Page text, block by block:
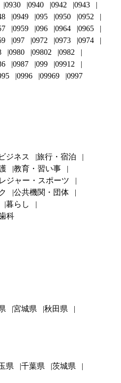
0930 0940 0942
0943
0949 095 0950
0952
0959 096 0964
0965
097 0972 0973
0974
0980 09802
0982
0987 099
09912
0996 09969 0997
ビジネス
旅行・宿泊
教育・習い事
レジャー・スポーツ
公共機関・団体
暮らし
科
宮城県
秋田県
県 千葉県
茨城県